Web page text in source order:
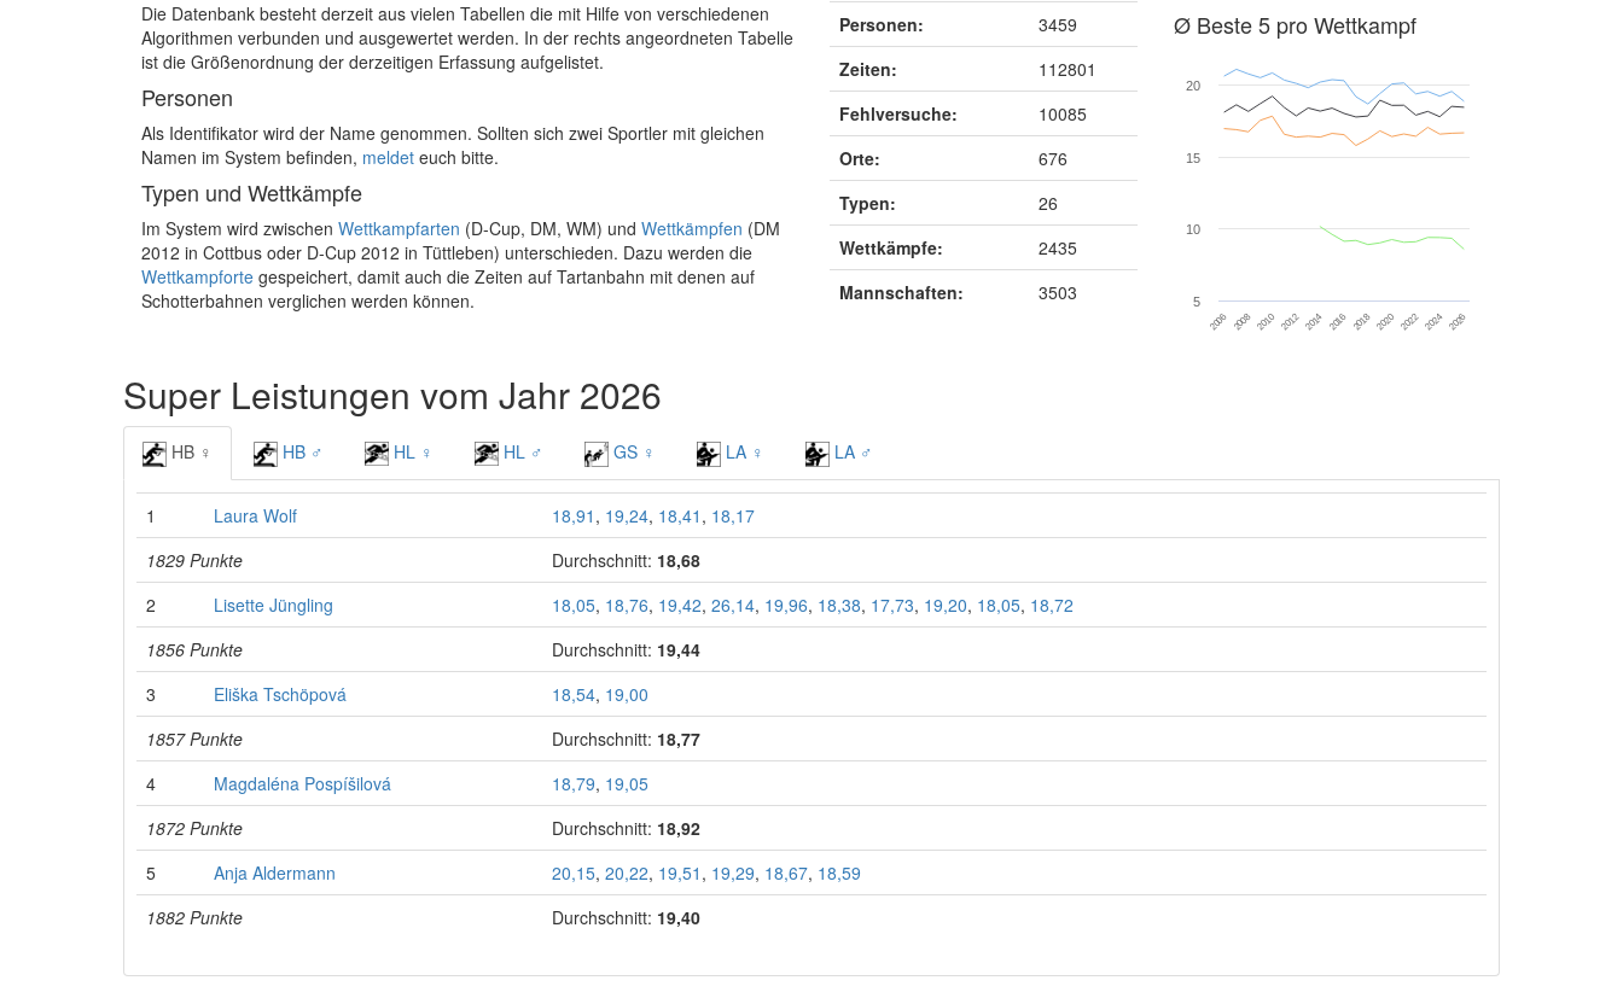
Die Datenbank besteht derzeit aus vielen Tabellen die mit Hilfe von verschiedenen
Algorithmen verbunden und ausgewertet werden. In der rechts angeordneten Tabelle
ist die Größenordnung der derzeitigen Erfassung aufgelistet.
Personen
Als Identifikator wird der Name genommen. Sollten sich zwei Sportler mit gleichen
Namen im System befinden, meldet euch bitte.
Typen und Wettkämpfe
Im System wird zwischen Wettkampfarten (D-Cup, DM, WM) und Wettkämpfen (DM
2012 in Cottbus oder D-Cup 2012 in Tüttleben) unterschieden. Dazu werden die
Wettkampforte gespeichert, damit auch die Zeiten auf Tartanbahn mit denen auf
Schotterbahnen verglichen werden können.
Personen:
3459
Zeiten:
112801
Fehlversuche:
10085
Orte:
676
Typen:
26
Wettkämpfe:
2435
Mannschaften:
3503
Ø Beste 5 pro Wettkampf
2006 2008 2010 2012 2014 2016 2018 2020 2022 2024 2026
5
10
15
20
Super Leistungen vom Jahr 2026
HB ♀ HB ♂ HL ♀ HL ♂ GS ♀ LA ♀ LA ♂
1 Laura Wolf 18,91 , 19,24, 18,41 , 18,17
1829 Punkte
Durchschnitt: 18,68
2
Lisette Jüngling 18,05, 18,76, 19,42, 26,14, 19,96, 18,38, 17,73, 19,20, 18,05, 18,72
1856 Punkte
Durchschnitt: 19,44
3
Eliška Tschöpová 18,54, 19,00
1857 Punkte
Durchschnitt: 18,77
4
Magdaléna Pospíšilová 18,79, 19,05
1872 Punkte
Durchschnitt: 18,92
5
Anja Aldermann 20,15, 20,22, 19,51 , 19,29, 18,67, 18,59
1882 Punkte
Durchschnitt: 19,40